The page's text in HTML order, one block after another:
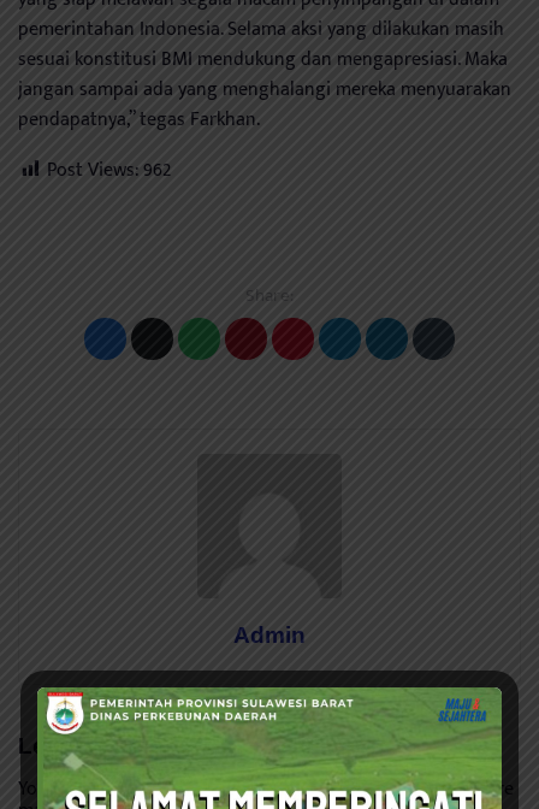
pemerintahan Indonesia. Selama aksi yang dilakukan masih
sesuai konstitusi BMI mendukung dan mengapresiasi. Maka
jangan sampai ada yang menghalangi mereka menyuarakan
pendapatnya,” tegas Farkhan.
Post Views:962
Share:
Admin
Leave a Reply
Your email address will not be published.Required fields are